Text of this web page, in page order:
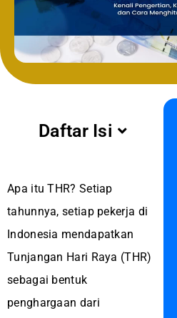
Daftar Isi
Apa itu THR? Setiap
tahunnya, setiap pekerja di
Indonesia mendapatkan
Tunjangan Hari Raya (THR)
sebagai bentuk
penghargaan dari